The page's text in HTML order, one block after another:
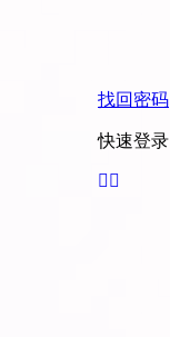
找回密码
快速登录